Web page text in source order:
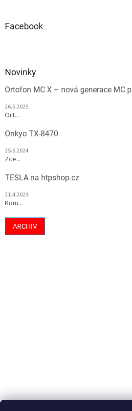
Facebook
Novinky
Ortofon MC X – nová generace MC
26.5.2025
Ort...
Onkyo TX-8470
25.6.2024
Zce...
TESLA na htpshop.cz
21.4.2023
Kom...
ARCHIV